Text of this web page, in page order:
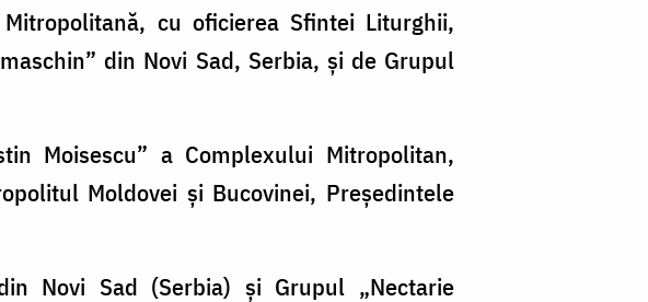
cu oficierea Sfintei Liturghii,
din Novi Sad, Serbia, şi de Grupul
Moisescu” a Complexului Mitropolitan,
Moldovei şi Bucovinei, Preşedintele
Novi Sad (Serbia) şi Grupul „Nectarie